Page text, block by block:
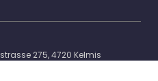
275, 4720 Kelmis